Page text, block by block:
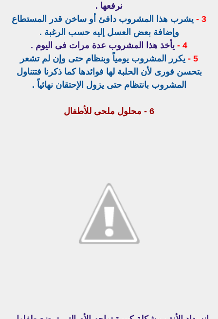
نرفعها .
3 -
يشرب هذا المشروب دافئ أو ساخن قدر المستطاع
وإضافة بعض العسل إليه حسب الرغبة .
4 -
يأخذ هذا المشروب عدة مرات فى اليوم .
5 -
يكرر المشروب يومياً وبنظام حتى وإن لم تشعر
بتحسن فورى لأن الحلبة لها فوائدها كما ذكرنا فتتناول
المشروب بانتظام حتى يزول الإحتقان نهائياً .
6 - محلول ملحى للأطفال